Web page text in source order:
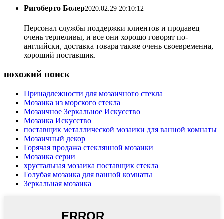
Ригоберто Болер2020.02.29 20:10:12
Персонал службы поддержки клиентов и продавец
очень терпеливы, и все они хорошо говорят по-
английски, доставка товара также очень своевременна,
хороший поставщик.
похожий поиск
Принадлежности для мозаичного стекла
Мозаика из морского стекла
Мозаичное Зеркальное Искусство
Мозаика Искусство
поставщик металлической мозаики для ванной комнаты
Мозаичный декор
Горячая продажа стеклянной мозаики
Мозаика серии
хрустальная мозаика поставщик стекла
Голубая мозаика для ванной комнаты
Зеркальная мозаика